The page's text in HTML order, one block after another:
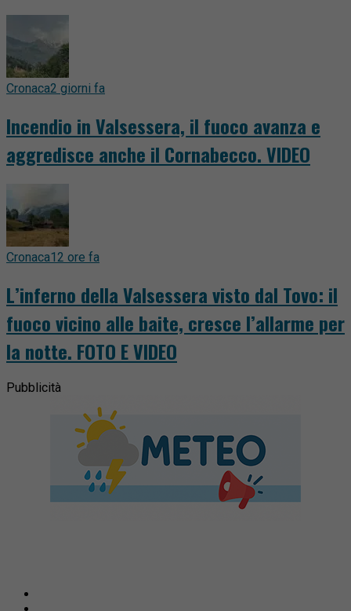
Cronaca2 giorni fa
Incendio in Valsessera, il fuoco avanza e
aggredisce anche il Cornabecco. VIDEO
Cronaca12 ore fa
L’inferno della Valsessera visto dal Tovo: il
fuoco vicino alle baite, cresce l’allarme per
la notte. FOTO E VIDEO
Pubblicità